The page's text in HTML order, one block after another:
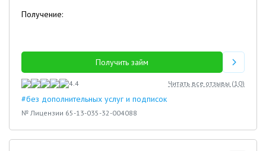
Получение:
Получить займ
4.4 Читать все отзывы (10)
#без дополнительных услуг и подписок
№ Лицензии 65-13-035-32-004088